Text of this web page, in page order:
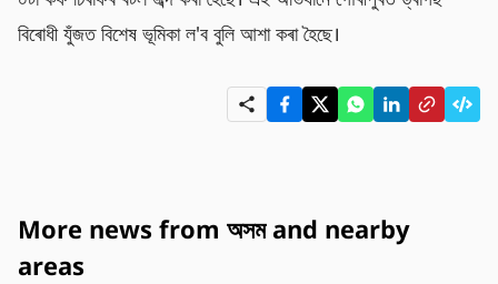
বিৰোধী যুঁজত বিশেষ ভূমিকা ল'ব বুলি আশা কৰা হৈছে।
More news from অসম and nearby
areas